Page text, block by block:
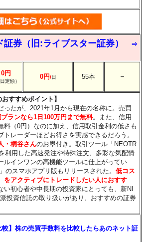
券（旧:ライブスター証券）
⇒
0円
日定額）
0円/日 55本 －
すすめポイント】
ったが、2021年1月から現在の名称に。売買
ランなら1日100万円まで無料。また、信用
料（0円）なのに加え、信用取引金利の低さも
トレーダーほどお得さを実感できるだろう。
・桐谷さんのお墨付き。取引ツール「NEOTR
利用した高速発注や特殊注文、多彩な気配情
ルインワンの高機能ツールに仕上がってい
のスマホアプリ版もリリースされた。低コス
をアクティブにトレードしたい人におすす
い初心者や中長期の投資家にとっても、新NI
投資信託の取り扱いがあり、おすすめの証券
】株の売買手数料を比較したらあのネット証